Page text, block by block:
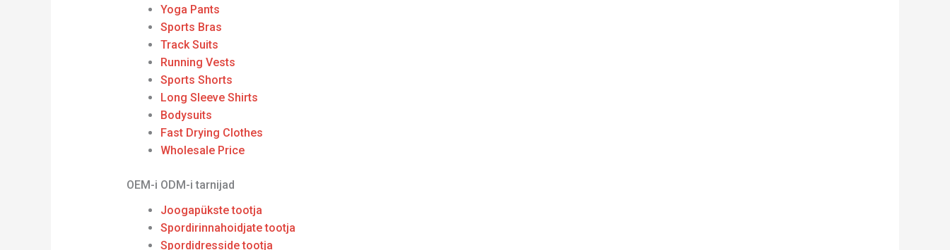
Yoga Pants
Sports Bras
Track Suits
Running Vests
Sports Shorts
Long Sleeve Shirts
Bodysuits
Fast Drying Clothes
Wholesale Price
OEM-i ODM-i tarnijad
Joogapükste tootja
Spordirinnahoidjate tootja
Spordidresside tootja